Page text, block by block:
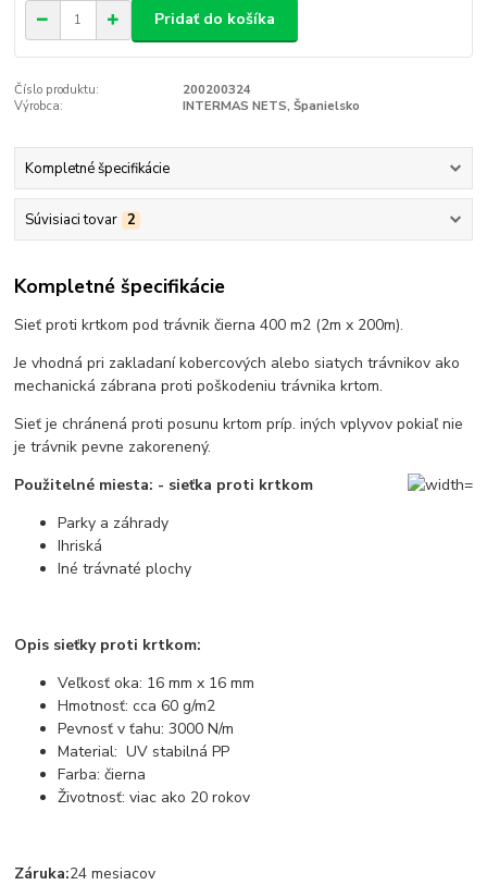
Pridať do košíka
Číslo produktu:
200200324
Výrobca:
INTERMAS NETS, Španielsko
Kompletné špecifikácie
Súvisiaci tovar 2
Kompletné špecifikácie
Sieť proti krtkom pod trávnik čierna 400 m2 (2m x 200m).
Je vhodná pri zakladaní kobercových alebo siatych trávnikov ako
mechanická zábrana proti poškodeniu trávnika krtom.
Sieť je chránená proti posunu krtom príp. iných vplyvov pokiaľ nie
je trávnik pevne zakorenený.
Použitelné miesta: - sieťka proti krtkom
Parky a záhrady
Ihriská
Iné trávnaté plochy
Opis sieťky proti krtkom:
Veľkosť oka: 16 mm x 16 mm
Hmotnosť: cca 60 g/m2
Pevnosť v ťahu: 3000 N/m
Material: UV stabilná PP
Farba: čierna
Životnosť: viac ako 20 rokov
Záruka:24 mesiacov